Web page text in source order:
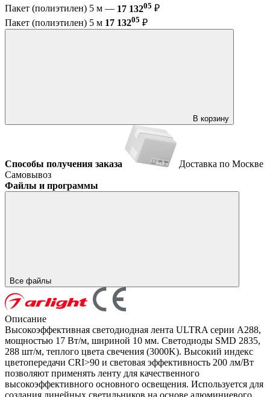
Пакет (полиэтилен) 5 м — 17 13205 ₽
Пакет (полиэтилен) 5 м 17 13205 ₽
В корзину
Способы получения заказа
Доставка по Москве
Самовывоз
Файлы и программы
Все файлы
Описание
Высокоэффективная светодиодная лента ULTRA серии A288,
мощностью 17 Вт/м, шириной 10 мм. Светодиоды SMD 2835,
288 шт/м, теплого цвета свечения (3000K). Высокий индекс
цветопередачи CRI>90 и световая эффективность 200 лм/Вт
позволяют применять ленту для качественного
высокоэффективного основного освещения. Используется для
создания линейных светильников на основе алюминиевого